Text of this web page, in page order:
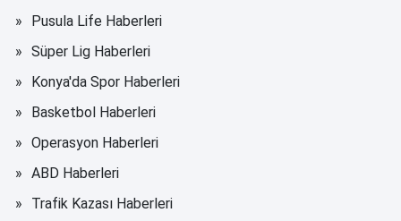
Pusula Life Haberleri
Süper Lig Haberleri
Konya'da Spor Haberleri
Basketbol Haberleri
Operasyon Haberleri
ABD Haberleri
Trafik Kazası Haberleri